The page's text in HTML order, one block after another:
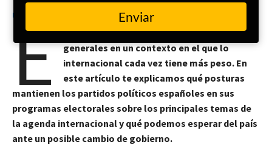
E
ste 23 de julio España celebra elecciones
generales en un contexto en el que lo
internacional cada vez tiene más peso. En
este artículo te explicamos qué posturas
mantienen los partidos políticos españoles en sus
programas electorales sobre los principales temas de
la agenda internacionaly qué podemos esperar del país
ante un posible cambio de gobierno.
email
Enviar